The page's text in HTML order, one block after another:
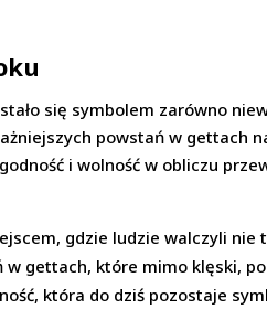
się symbolem zarówno
powstań w gettach
i wolność w obliczu
gdzie ludzie walczyli nie
gettach, które mimo klęski,
która do dziś pozostaje